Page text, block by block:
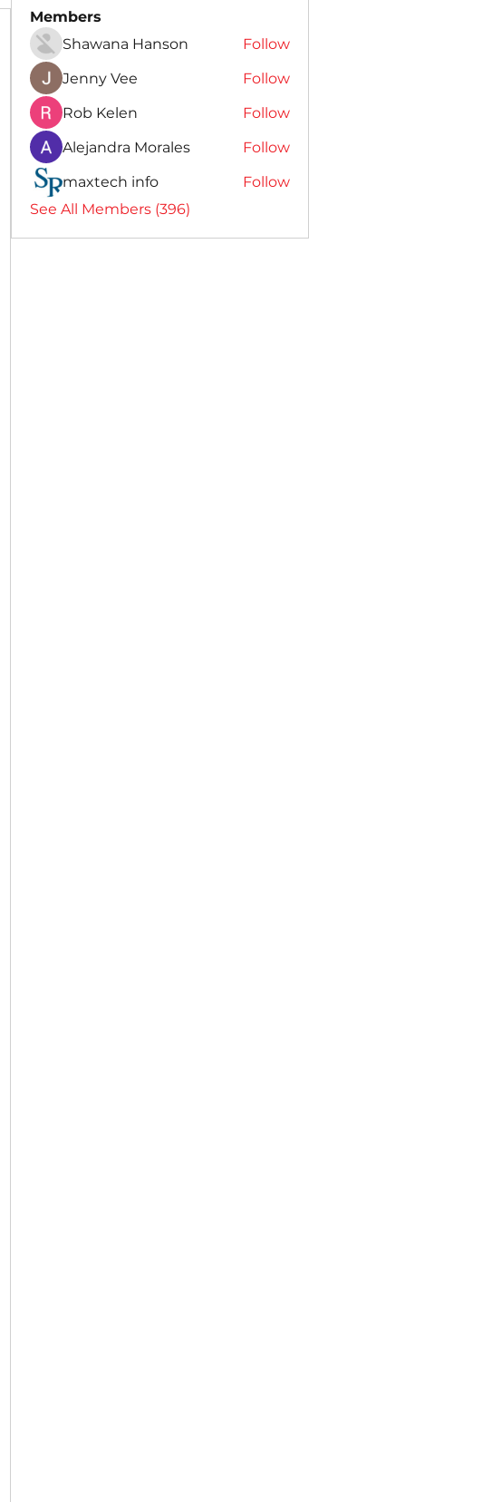
Members
Shawana Hanson
Follow
Jenny Vee
Follow
Rob Kelen
Follow
Alejandra Morales
Follow
maxtech info
Follow
See All Members (396)